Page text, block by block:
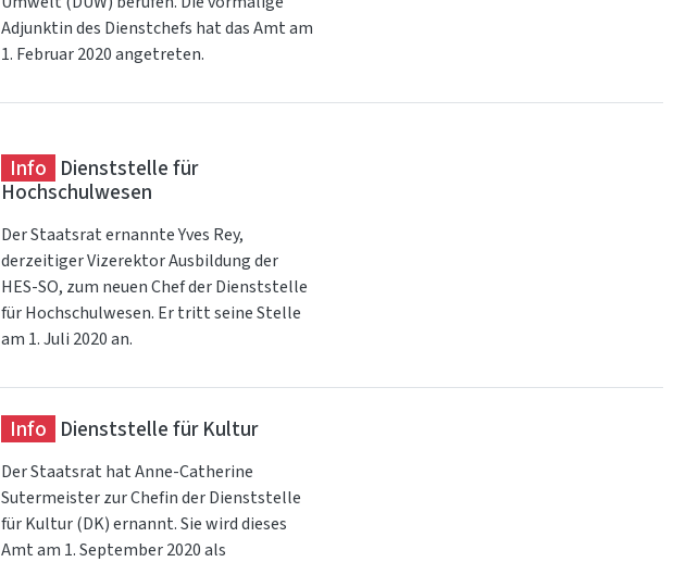
Adjunktin des Dienstchefs hat das Amt am
1. Februar 2020 angetreten.
Info Dienststelle für
Hochschulwesen
Der Staatsrat ernannte Yves Rey,
derzeitiger Vizerektor Ausbildung der
HES-SO, zum neuen Chef der Dienststelle
für Hochschulwesen. Er tritt seine Stelle
am 1. Juli 2020 an.
Info Dienststelle für Kultur
Der Staatsrat hat Anne-Catherine
Sutermeister zur Chefin der Dienststelle
für Kultur (DK) ernannt. Sie wird dieses
Amt am 1. September 2020 als